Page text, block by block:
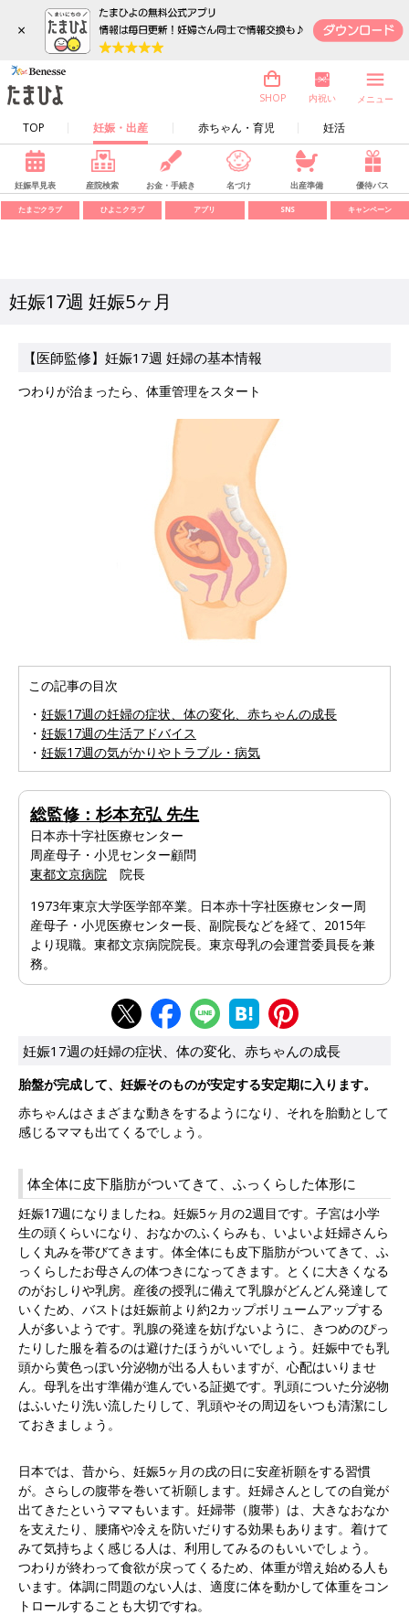
×
TOP 妊娠・出産 赤ちゃん・育児 妊活
SHOP 内祝い メニュー
妊娠早見表 産院検索 お金・手続き 名づけ 出産準備 優待パス
たまごクラブ ひよこクラブ アプリ SNS キャンペーン
妊娠17週 妊娠5ヶ月
【医師監修】妊娠17週 妊婦の基本情報
つわりが治まったら、体重管理をスタート
この記事の目次
・ 妊娠17週の妊婦の症状、体の変化、赤ちゃんの成長
・ 妊娠17週の生活アドバイス
・ 妊娠17週の気がかりやトラブル・病気
総監修：杉本充弘 先生
日本赤十字社医療センター
周産母子・小児センター顧問
東都文京病院 院長
1973年東京大学医学部卒業。日本赤十字社医療センター周
産母子・小児医療センター長、副院長などを経て、2015年
より現職。東都文京病院院長。東京母乳の会運営委員長を兼
務。
妊娠17週の妊婦の症状、体の変化、赤ちゃんの成長
胎盤が完成して、妊娠そのものが安定する安定期に入ります。
赤ちゃんはさまざまな動きをするようになり、それを胎動として
感じるママも出てくるでしょう。
体全体に皮下脂肪がついてきて、ふっくらした体形に
妊娠17週になりましたね。妊娠5ヶ月の2週目です。子宮は小学
生の頭くらいになり、おなかのふくらみも、いよいよ妊婦さんら
しく丸みを帯びてきます。体全体にも皮下脂肪がついてきて、ふ
っくらしたお母さんの体つきになってきます。とくに大きくなる
のがおしりや乳房。産後の授乳に備えて乳腺がどんどん発達して
いくため、バストは妊娠前より約2カップボリュームアップする
人が多いようです。乳腺の発達を妨げないように、きつめのぴっ
たりした服を着るのは避けたほうがいいでしょう。妊娠中でも乳
頭から黄色っぽい分泌物が出る人もいますが、心配はいりませ
ん。母乳を出す準備が進んでいる証拠です。乳頭についた分泌物
はふいたり洗い流したりして、乳頭やその周辺をいつも清潔にし
ておきましょう。
日本では、昔から、妊娠5ヶ月の戌の日に安産祈願をする習慣
が。さらしの腹帯を巻いて祈願します。妊婦さんとしての自覚が
出てきたというママもいます。妊婦帯（腹帯）は、大きなおなか
を支えたり、腰痛や冷えを防いだりする効果もあります。着けて
みて気持ちよく感じる人は、利用してみるのもいいでしょう。
つわりが終わって食欲が戻ってくるため、体重が増え始める人も
います。体調に問題のない人は、適度に体を動かして体重をコン
トロールすることも大切ですね。